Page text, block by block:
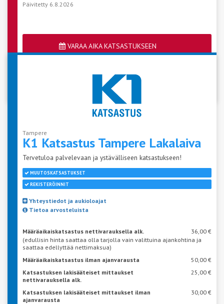
Päivitetty 6.8.2026
VARAA AIKA KATSASTUKSEEN
Tampere
K1 Katsastus Tampere Lakalaiva
Tervetuloa palvelevaan ja ystävälliseen katsastukseen!
MUUTOSKATSASTUKSET
REKISTERÖINNIT
Yhteystiedot ja aukioloajat
Tietoa arvosteluista
Määräaikaiskatsastus nettivarauksella alk.
36,00 €
(edullisin hinta saattaa olla tarjolla vain valittuina ajankohtina ja
saattaa edellyttää nettimaksua)
Määräaikaiskatsastus ilman ajanvarausta
50,00 €
Katsastuksen lakisääteiset mittaukset
nettivarauksella alk.
25,00 €
Katsastuksen lakisääteiset mittaukset ilman
ajanvarausta
30,00 €